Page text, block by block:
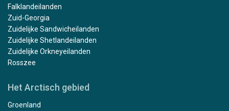
Falklandeilanden
Zuid-Georgia
Zuidelijke Sandwicheilanden
Zuidelijke Shetlandeilanden
Zuidelijke Orkneyeilanden
Rosszee
Het Arctisch gebied
Groenland